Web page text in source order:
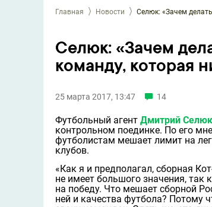
Главная Новости Селюк: «Зачем
Селюк: «Зачем
команду, которая
25 марта 2017, 13:47 14
Футбольный агент Дмитрий Селюк
контрольном поединке. По его
футболистам мешает лимит на
клубов.
«Как я и предполагал, сборная
не имеет большого значения,
на победу. Что мешает сборной
ней и качества футбола? Потому